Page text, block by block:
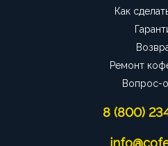
Как
Ремонт
Вопрос-
8 (800)